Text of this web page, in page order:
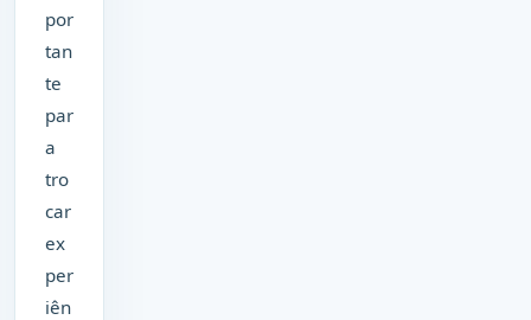
por
tan
te
par
a
tro
car
ex
per
iên